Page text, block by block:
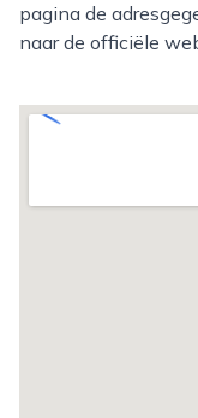
pagina de
naar de officiële